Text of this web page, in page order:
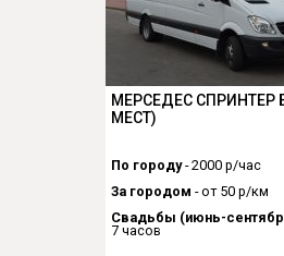
МЕРСЕДЕС СПРИНТЕР
МЕСТ)
По городу- 2000 р/час
За городом - от 50 р/км
Свадьбы (июнь-
7 часов